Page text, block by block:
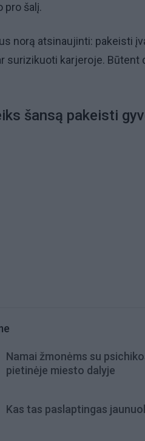
pro šalį.
norą atsinaujinti: pakeisti
surizikuoti karjeroje. Būtent
šansą pakeisti
Namai žmonėms su
pietinėje miesto dalyje
Kas tas paslaptingas